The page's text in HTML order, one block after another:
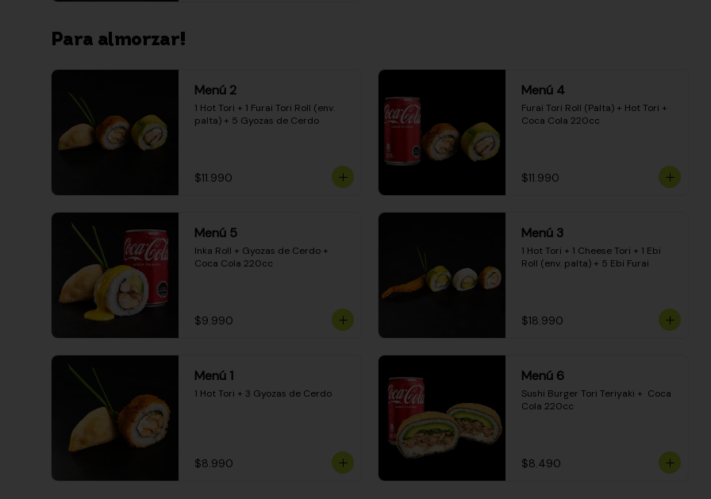
Para almorzar!
Menú 2
1 Hot Tori + 1 Furai Tori Roll (env.
palta) + 5 Gyozas de Cerdo
$11.990
Menú 4
Furai Tori Roll (Palta) + Hot Tori +
Coca Cola 220cc
$11.990
Menú 5
Inka Roll + Gyozas de Cerdo +
Coca Cola 220cc
$9.990
Menú 3
1 Hot Tori + 1 Cheese Tori + 1 Ebi
Roll (env. palta) + 5 Ebi Furai
$18.990
Menú 1
1 Hot Tori + 3 Gyozas de Cerdo
$8.990
Menú 6
Sushi Burger Tori Teriyaki +  Coca
Cola 220cc
$8.490